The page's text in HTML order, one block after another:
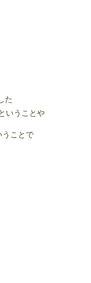
た
いうことや
うことで